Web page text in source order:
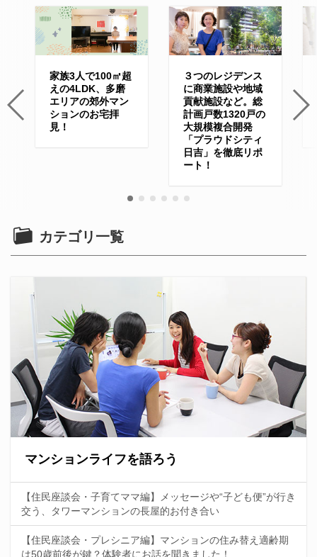
家族3人で100㎡超
えの4LDK、多磨
エリアの郊外マン
ションのお宅拝
見！
３つのレジデンス
に商業施設や地域
貢献施設など。総
計画戸数1320戸の
大規模複合開発
「プラウドシティ
日吉」を徹底リポ
ート！
カテゴリ一覧
マンションライフを語ろう
【住民座談会・子育てママ編】メッセージや“子ども便”が行き
交う、タワーマンションの長屋的お付き合い
【住民座談会・プレシニア編】マンションの住み替え適齢期
は50歳前後が鍵？体験者にお話を聞きました！